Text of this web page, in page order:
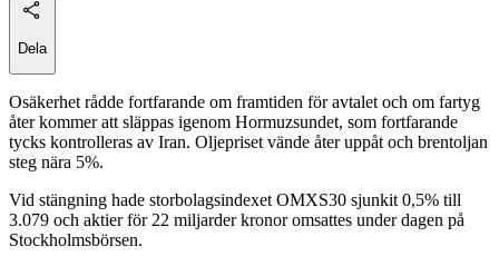
Dela
Osäkerhet rådde fortfarande om framtiden för avtalet och om fartyg
åter kommer att släppas igenom Hormuzsundet, som fortfarande
tycks kontrolleras av Iran. Oljepriset vände åter uppåt och brentoljan
steg nära 5%.
Vid stängning hade storbolagsindexet OMXS30 sjunkit 0,5% till
3.079 och aktier för 22 miljarder kronor omsattes under dagen på
Stockholmsbörsen.